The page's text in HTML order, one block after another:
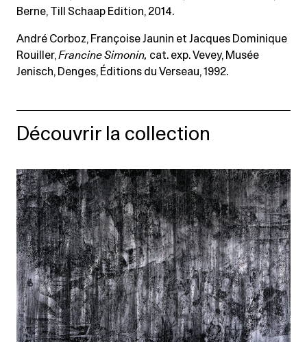
Berne, Till Schaap Edition, 2014.
André Corboz, Françoise Jaunin et Jacques Dominique
Rouiller,Francine Simonin, cat. exp. Vevey, Musée
Jenisch, Denges, Éditions du Verseau, 1992.
Découvrir la collection